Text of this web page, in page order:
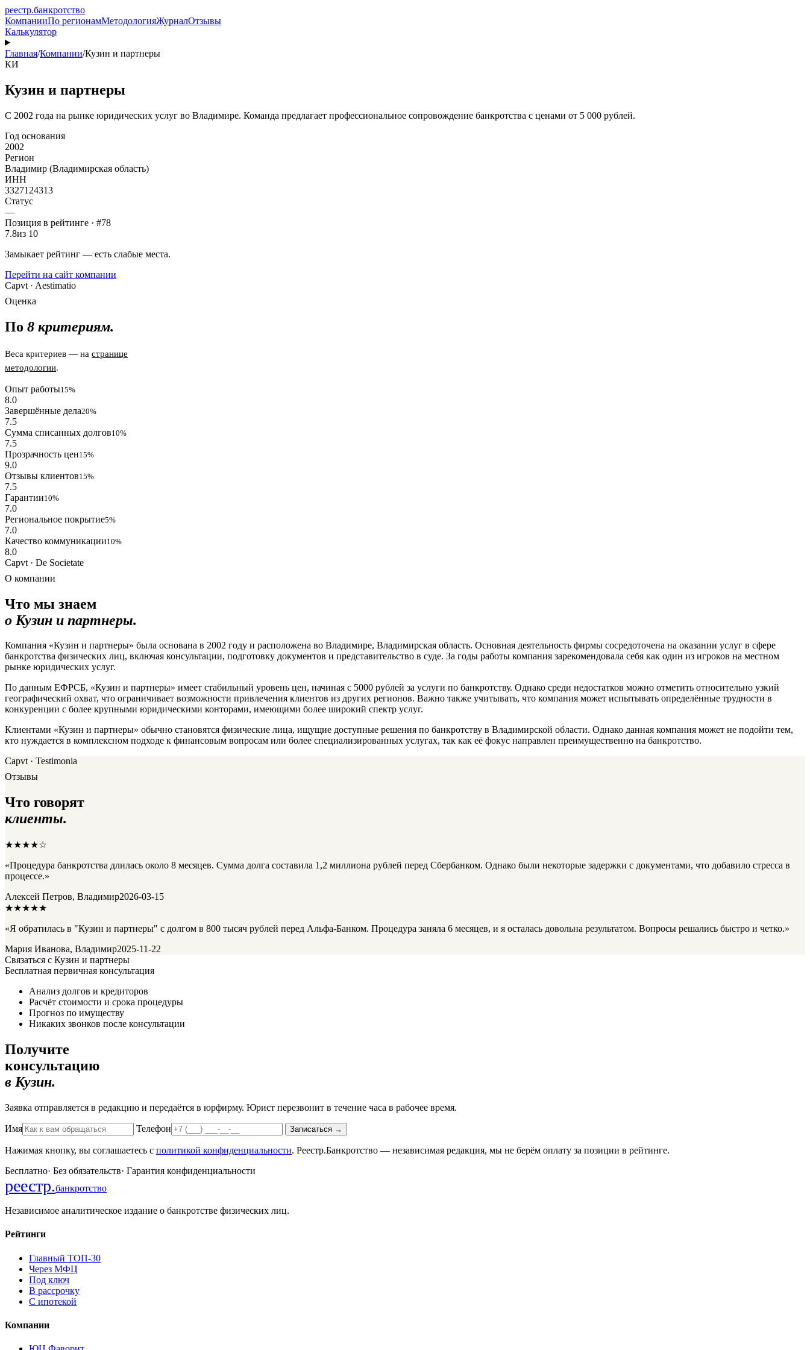
реестр.банкротство
КомпанииПо регионамМетодологияЖурналОтзывы
Калькулятор
Главная/Компании/Кузин и партнеры
КИ
Кузин и партнеры
С 2002 года на рынке юридических услуг во Владимире. Команда предлагает профессиональное сопровождение банкротства с ценами от 5 000 рублей.
Год основания
2002
Регион
Владимир (Владимирская область)
ИНН
3327124313
Статус
—
Позиция в рейтинге · #78
7.8из 10
Замыкает рейтинг — есть слабые места.
Перейти на сайт компании
Capvt · Aestimatio
Оценка
По 8 критериям.
Веса критериев — на странице
методологии.
Опыт работы15%
8.0
Завершённые дела20%
7.5
Сумма списанных долгов10%
7.5
Прозрачность цен15%
9.0
Отзывы клиентов15%
7.5
Гарантии10%
7.0
Региональное покрытие5%
7.0
Качество коммуникации10%
8.0
Capvt · De Societate
О компании
Что мы знаем
о Кузин и партнеры.
Компания «Кузин и партнеры» была основана в 2002 году и расположена во Владимире, Владимирская область. Основная деятельность фирмы сосредоточена на оказании услуг в сфере
банкротства физических лиц, включая консультации, подготовку документов и представительство в суде. За годы работы компания зарекомендовала себя как один из игроков на местном
рынке юридических услуг.
По данным ЕФРСБ, «Кузин и партнеры» имеет стабильный уровень цен, начиная с 5000 рублей за услуги по банкротству. Однако среди недостатков можно отметить относительно узкий
географический охват, что ограничивает возможности привлечения клиентов из других регионов. Важно также учитывать, что компания может испытывать определённые трудности в
конкуренции с более крупными юридическими конторами, имеющими более широкий спектр услуг.
Клиентами «Кузин и партнеры» обычно становятся физические лица, ищущие доступные решения по банкротству в Владимирской области. Однако данная компания может не подойти тем,
кто нуждается в комплексном подходе к финансовым вопросам или более специализированных услугах, так как её фокус направлен преимущественно на банкротство.
Capvt · Testimonia
Отзывы
Что говорят
клиенты.
★★★★☆
«Процедура банкротства длилась около 8 месяцев. Сумма долга составила 1,2 миллиона рублей перед Сбербанком. Однако были некоторые задержки с документами, что добавило стресса в
процессе.»
Алексей Петров, Владимир2026-03-15
★★★★★
«Я обратилась в "Кузин и партнеры" с долгом в 800 тысяч рублей перед Альфа-Банком. Процедура заняла 6 месяцев, и я осталась довольна результатом. Вопросы решались быстро и четко.»
Мария Иванова, Владимир2025-11-22
Связаться с Кузин и партнеры
Бесплатная первичная консультация
Анализ долгов и кредиторов
Расчёт стоимости и срока процедуры
Прогноз по имуществу
Никаких звонков после консультации
Получите
консультацию
в Кузин.
Заявка отправляется в редакцию и передаётся в юрфирму. Юрист перезвонит в течение часа в рабочее время.
Имя Телефон Записаться →
Нажимая кнопку, вы соглашаетесь с политикой конфиденциальности. Реестр.Банкротство — независимая редакция, мы не берём оплату за позиции в рейтинге.
Бесплатно· Без обязательств· Гарантия конфиденциальности
реестр.банкротство
Независимое аналитическое издание о банкротстве физических лиц.
Рейтинги
Главный ТОП-30
Через МФЦ
Под ключ
В рассрочку
С ипотекой
Компании